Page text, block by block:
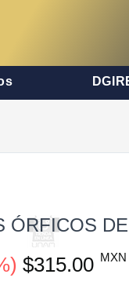
ÓRFICOS
$315.00